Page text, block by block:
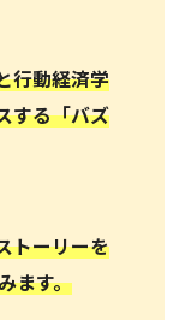
行動経済学
する「バズ
トーリーを
ます。